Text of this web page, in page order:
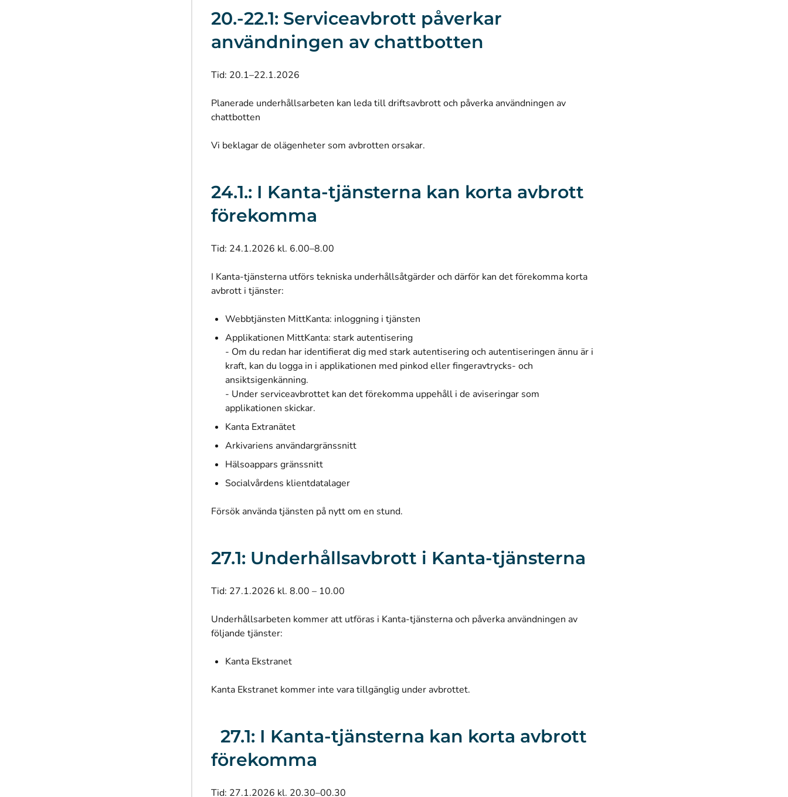
20.-22.1: Serviceavbrott påverkar
användningen av chattbotten
Tid: 20.1–22.1.2026
Planerade underhållsarbeten kan leda till driftsavbrott och påverka användningen av
chattbotten
Vi beklagar de olägenheter som avbrotten orsakar.
24.1.: I Kanta-tjänsterna kan korta avbrott
förekomma
Tid: 24.1.2026 kl. 6.00–8.00
I Kanta-tjänsterna utförs tekniska underhållsåtgärder och därför kan det förekomma korta
avbrott i tjänster:
Webbtjänsten MittKanta: inloggning i tjänsten
Applikationen MittKanta: stark autentisering
- Om du redan har identifierat dig med stark autentisering och autentiseringen ännu är i
kraft, kan du logga in i applikationen med pinkod eller fingeravtrycks- och
ansiktsigenkänning.
- Under serviceavbrottet kan det förekomma uppehåll i de aviseringar som
applikationen skickar.
Kanta Extranätet
Arkivariens användargränssnitt
Hälsoappars gränssnitt
Socialvårdens klientdatalager
Försök använda tjänsten på nytt om en stund.
27.1: Underhållsavbrott i Kanta-tjänsterna
Tid: 27.1.2026 kl. 8.00 – 10.00
Underhållsarbeten kommer att utföras i Kanta-tjänsterna och påverka användningen av
följande tjänster:
Kanta Ekstranet
Kanta Ekstranet kommer inte vara tillgänglig under avbrottet.
27.1: I Kanta-tjänsterna kan korta avbrott
förekomma
Tid: 27.1.2026 kl. 20.30–00.30